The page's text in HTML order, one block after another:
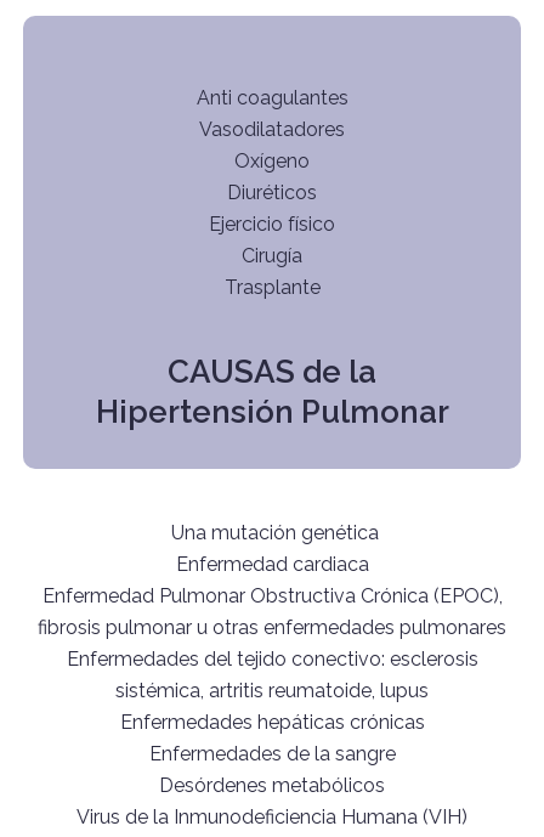
Anti coagulantes
Vasodilatadores
Oxígeno
Diuréticos
Ejercicio físico
Cirugía
Trasplante
CAUSAS de la
Hipertensión Pulmonar
Una mutación genética
Enfermedad cardiaca
Enfermedad Pulmonar Obstructiva Crónica (EPOC),
fibrosis pulmonar u otras enfermedades pulmonares
Enfermedades del tejido conectivo: esclerosis
sistémica, artritis reumatoide, lupus
Enfermedades hepáticas crónicas
Enfermedades de la sangre
Desórdenes metabólicos
Virus de la Inmunodeficiencia Humana (VIH)